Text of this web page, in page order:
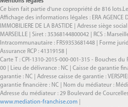
Ce bien fait partie d'une copropriété de 816
Affichage des informations légales : ERA AGENCE
IMMOBILIERE DE LA BASTIDE | Adresse siège
MARSEILLE | Siret : 35368144800042 | RCS :
Intracommunautaire : FR59353681448 | Forme
Assurance RCP : 41319158 |
Carte T : CPI-1310-2015-000-001-315 - Bouches
00 | Lieu de délivrance : NC | Caisse de garantie
garantie : NC | Adresse caisse de garantie :
garantie financière : NC | Nom du médiateur :
Adresse du médiateur : 29 Boulevard de
www.mediation-franchise.com